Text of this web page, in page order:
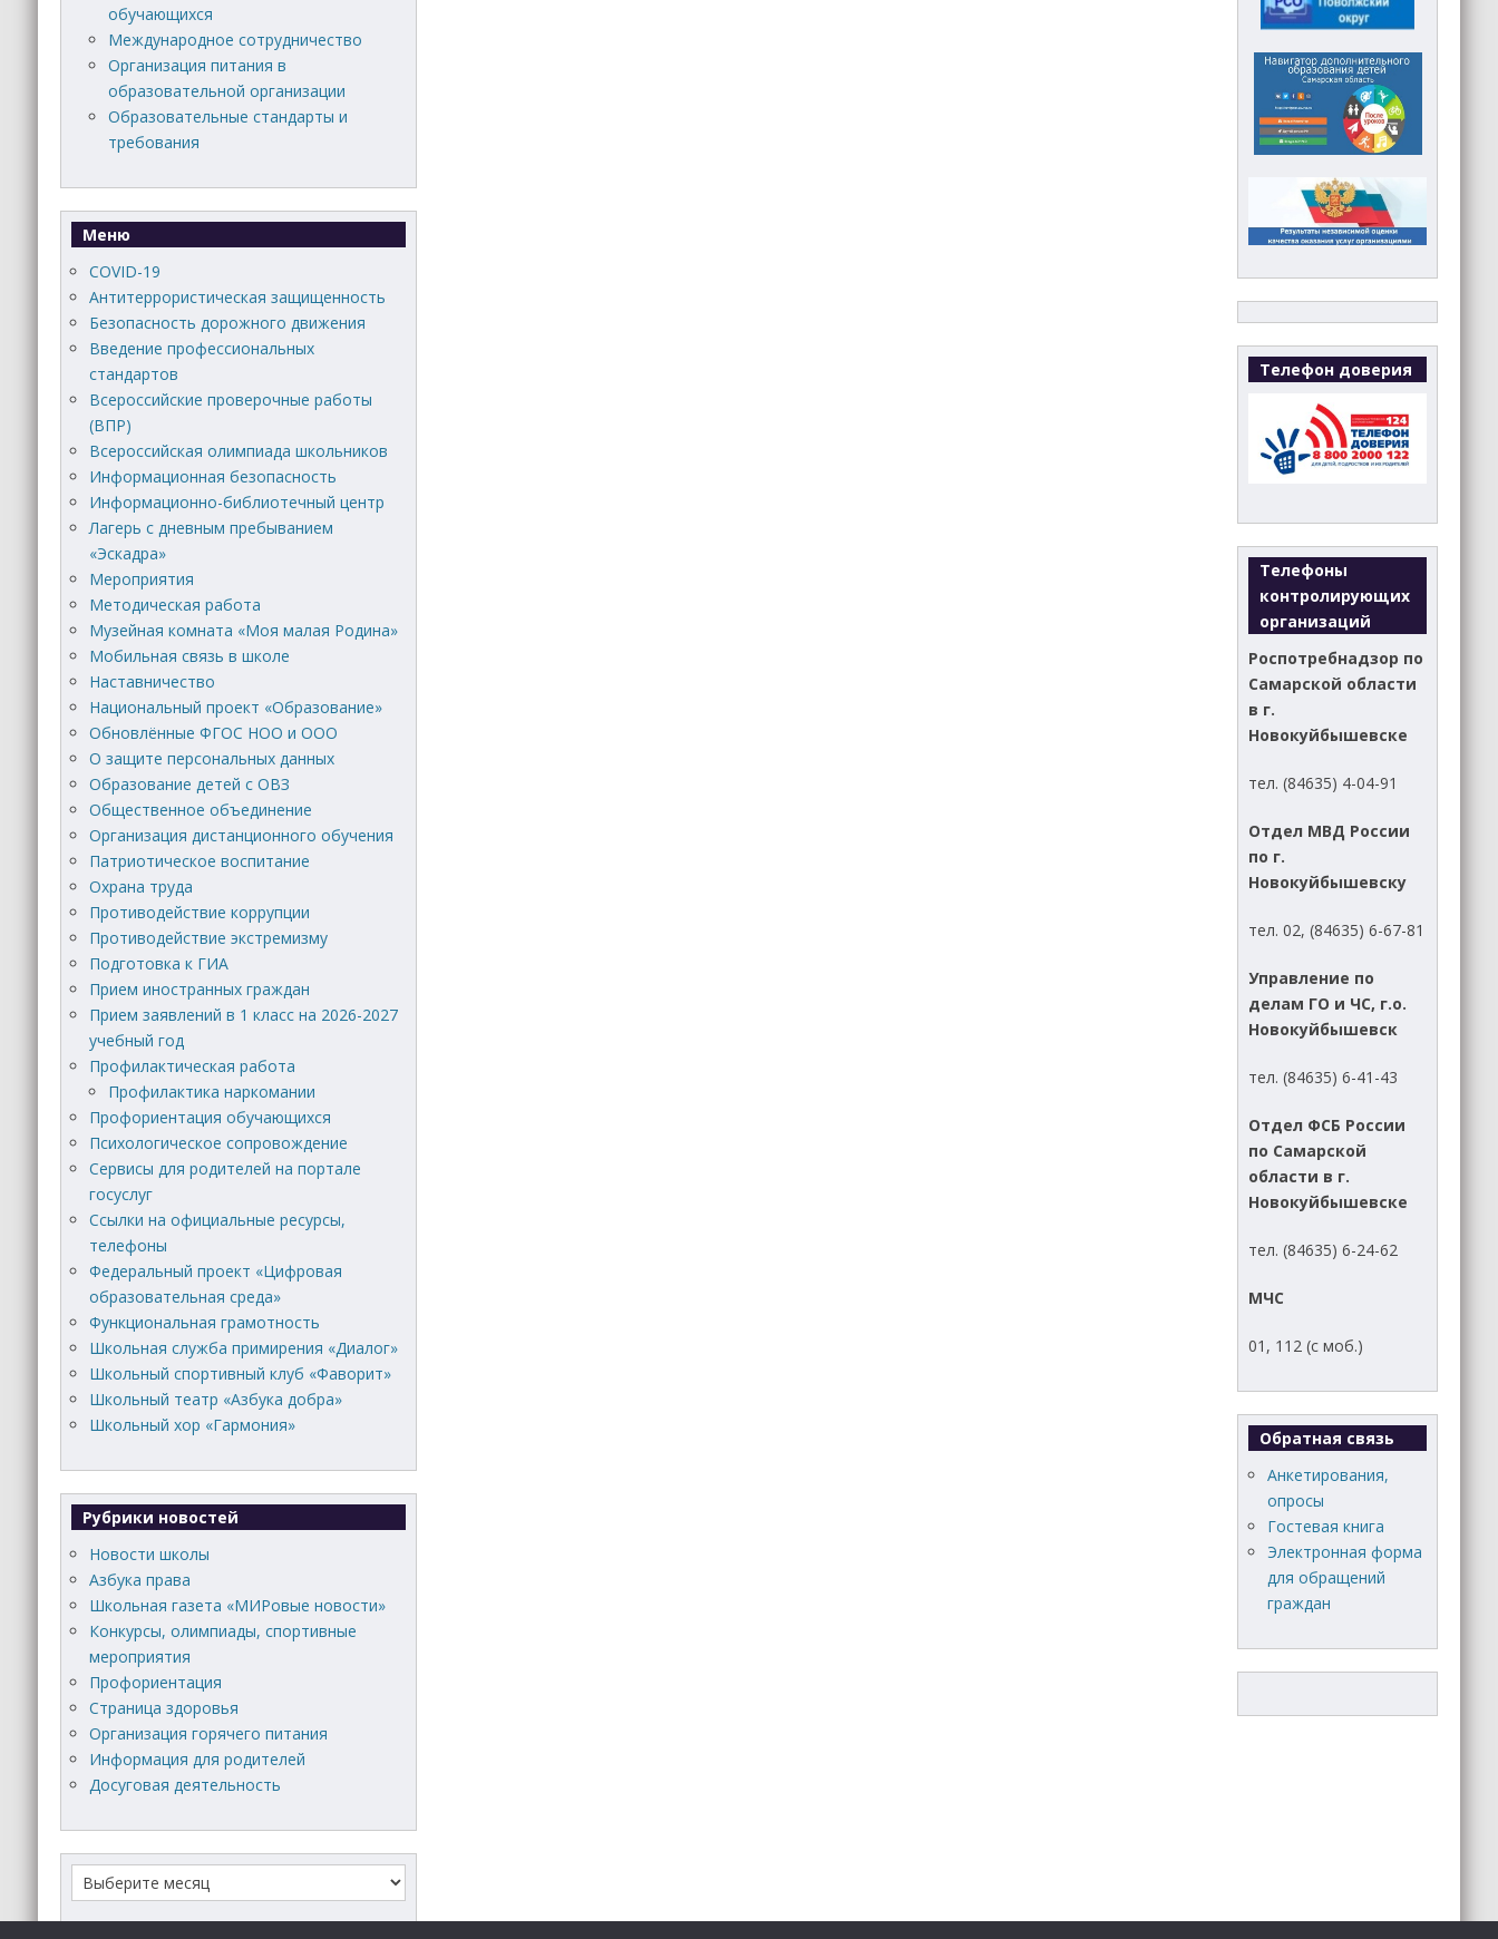
обучающихся
Международное сотрудничество
Организация питания в
образовательной организации
Образовательные стандарты и
требования
Меню
COVID-19
Антитеррористическая защищенность
Безопасность дорожного движения
Введение профессиональных
стандартов
Всероссийские проверочные работы
(ВПР)
Всероссийская олимпиада школьников
Информационная безопасность
Информационно-библиотечный центр
Лагерь с дневным пребыванием
«Эскадра»
Мероприятия
Методическая работа
Музейная комната «Моя малая Родина»
Мобильная связь в школе
Наставничество
Национальный проект «Образование»
Обновлённые ФГОС НОО и ООО
О защите персональных данных
Образование детей с ОВЗ
Общественное объединение
Организация дистанционного обучения
Патриотическое воспитание
Охрана труда
Противодействие коррупции
Противодействие экстремизму
Подготовка к ГИА
Прием иностранных граждан
Прием заявлений в 1 класс на 2026-2027
учебный год
Профилактическая работа
Профилактика наркомании
Профориентация обучающихся
Психологическое сопровождение
Сервисы для родителей на портале
госуслуг
Ссылки на официальные ресурсы,
телефоны
Федеральный проект «Цифровая
образовательная среда»
Функциональная грамотность
Школьная служба примирения «Диалог»
Школьный спортивный клуб «Фаворит»
Школьный театр «Азбука добра»
Школьный хор «Гармония»
Рубрики новостей
Новости школы
Азбука права
Школьная газета «МИРовые новости»
Конкурсы, олимпиады, спортивные
мероприятия
Профориентация
Страница здоровья
Организация горячего питания
Информация для родителей
Досуговая деятельность
Телефон доверия
Телефоны
контролирующих
организаций
Роспотребнадзор по
Самарской области
в г.
Новокуйбышевске
тел. (84635) 4-04-91
Отдел МВД России
по г.
Новокуйбышевску
тел. 02, (84635) 6-67-81
Управление по
делам ГО и ЧС, г.о.
Новокуйбышевск
тел. (84635) 6-41-43
Отдел ФСБ России
по Самарской
области в г.
Новокуйбышевске
тел. (84635) 6-24-62
МЧС
01, 112 (с моб.)
Обратная связь
Анкетирования,
опросы
Гостевая книга
Электронная форма
для обращений
граждан